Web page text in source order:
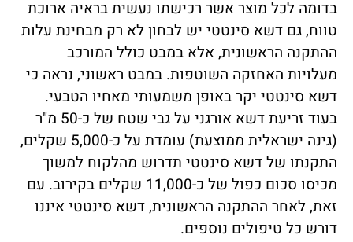
בדומה לכל מוצר אשר רכישתו נעשית בראיה ארוכת
טווח, גם דשא סינטטי יש לבחון לא רק מבחינת עלות
ההתקנה הראשונית, אלא במבט כולל המורכב
מעלויות האחזקה השוטפות. במבט ראשוני, נראה כי
דשא סינטטי יקר באופן משמעותי מאחיו הטבעי.
בעוד זריעת דשא אורגני על גבי שטח של כ-50 מ"ר
(גינה ישראלית ממוצעת) עומדת על כ-5,000 שקלים,
התקנתו של דשא סינטטי תדרוש מהלקוח למשוך
מכיסו סכום כפול של כ-11,000 שקלים בקירוב. עם
זאת, לאחר ההתקנה הראשונית, דשא סינטטי איננו
דורש כל טיפולים נוספים.